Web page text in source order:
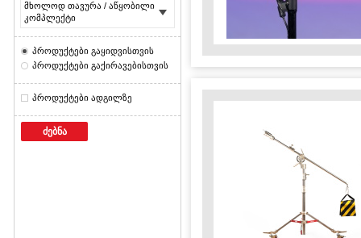
მხოლოდ თავურა / აწყობილი
კომპლექტი
პროდუქტები გაყიდვისთვის
პროდუქტები გაქირავებისთვის
პროდუქტები ადგილზე
ძებნა